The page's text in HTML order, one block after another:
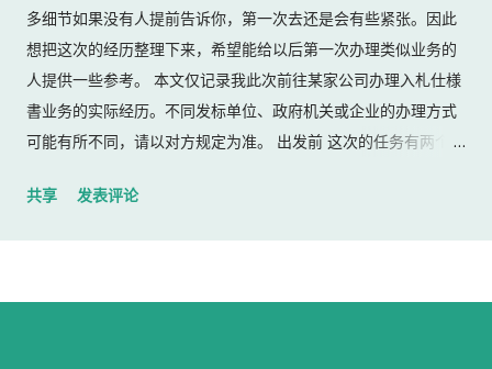
多细节如果没有人提前告诉你，第一次去还是会有些紧张。因此
想把这次的经历整理下来，希望能给以后第一次办理类似业务的
人提供一些参考。 本文仅记录我此次前往某家公司办理入札仕様
書业务的实际经历。不同发标单位、政府机关或企业的办理方式
可能有所不同，请以对方规定为准。 出发前 这次的任务有两个：
入札仕様書 名片 当时我认为这样就足够了。 后来才发现，还有
共享 发表评论